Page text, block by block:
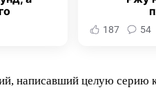
187 54
написавший целую серию